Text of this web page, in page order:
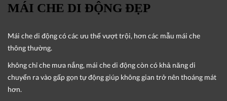
MÁI CHE DI ĐỘNG ĐẸP
Mái che di độngcó các ưu thế vượt trội, hơn các mẫu mái che
thông thường.
không chỉ che mưa nắng, mái che di động còn có khả năng di
chuyển ra vào gấp gọn tự động giúp không gian trở nên thoáng mát
hơn.